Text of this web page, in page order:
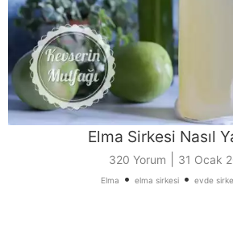
Elma Sirkesi Nasıl
320 Yorum 31 Ocak
Elma • elma sirkesi• evde sirke